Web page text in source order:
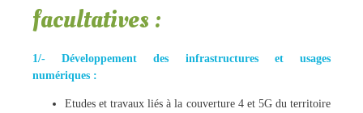
facultatives :
1/- Développement des infrastructures et usages
numériques :
Etudes et travaux liés à la couverture 4 et 5G du territoire